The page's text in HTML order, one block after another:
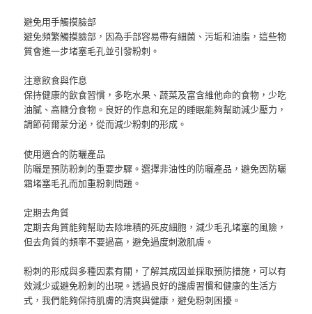
避免用手觸摸臉部
避免頻繁觸摸臉部，因為手部容易帶有細菌、污垢和油脂，這些物
質會進一步堵塞毛孔並引發粉刺。
注意飲食與作息
保持健康的飲食習慣，多吃水果、蔬菜及富含維他命的食物，少吃
油膩、高糖分食物。良好的作息和充足的睡眠能夠幫助減少壓力，
調節荷爾蒙分泌，從而減少粉刺的形成。
使用適合的防曬產品
防曬是預防粉刺的重要步驟。選擇非油性的防曬產品，避免因防曬
霜堵塞毛孔而加重粉刺問題。
定期去角質
定期去角質能夠幫助去除堆積的死皮細胞，減少毛孔堵塞的風險，
但去角質的頻率不要過高，避免過度刺激肌膚。
粉刺的形成與多種因素有關，了解其成因並採取預防措施，可以有
效減少或避免粉刺的出現。透過良好的護膚習慣和健康的生活方
式，我們能夠保持肌膚的清爽與健康，避免粉刺困擾。